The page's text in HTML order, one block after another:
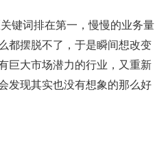
键词排在第一，慢慢的业务量
都摆脱不了，于是瞬间想改变
巨大市场潜力的行业，又重新
发现其实也没有想象的那么好